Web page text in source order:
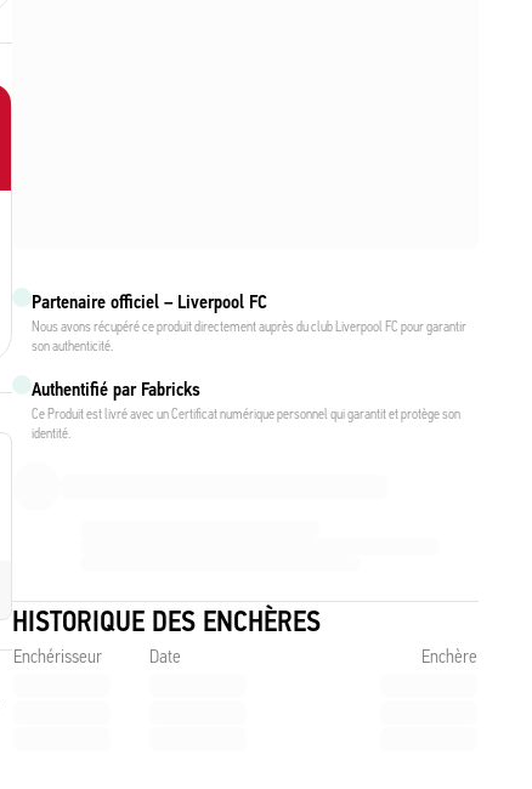
Partenaire officiel – Liverpool FC
Nous avons récupéré ce produit directement auprès du club Liverpool FC pour garantir
son authenticité.
Authentifié par Fabricks
Ce Produit est livré avec un Certificat numérique personnel qui garantit et protège son
identité.
HISTORIQUE DES ENCHÈRES
Enchérisseur Date Enchère